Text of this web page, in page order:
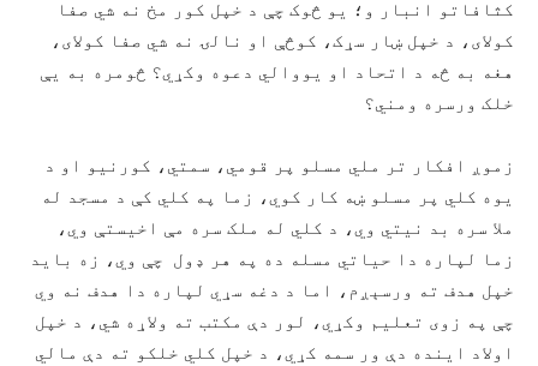
کثافاتو انبار و؛ یو څوک چې د خپل کور مخ نه شي صفا
کولای، د خپل ښار سړک، کوڅې او نالۍ نه شي صفا کولای،
هغه به څه د اتحاد او یووالي دعوه وکړي؟ څومره به يې
خلک ورسره ومني؟
زموږ افکار تر ملي مسلو پر قومي، سمتي، کورنیو او د
یوه کلي پر مسلو ښه کار کوي، زما په کلي کې د مسجد له
ملا سره بد نیتي وي، د کلي له ملک سره مې اخیستې وي،
زما لپاره دا حیاتي مسله ده په هر ډول چې وي، زه باید
خپل هدف ته ورسېږم، اما د دغه سړي لپاره دا هدف نه وي
چې په زوی تعلیم وکړي، لور دې مکتب ته ولاړه شي، د خپل
اولاد اینده دې ور سمه کړي، د خپل کلي خلکو ته دې مالي